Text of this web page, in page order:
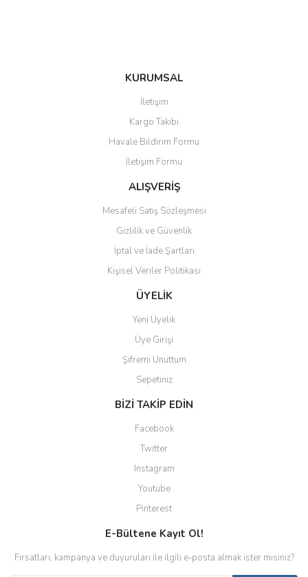
Gönder
KURUMSAL
İletişim
Kargo Takibi
Havale Bildirim Formu
İletişim Formu
ALIŞVERİŞ
Mesafeli Satış Sözleşmesi
Gizlilik ve Güvenlik
İptal ve İade Şartları
Kişisel Veriler Politikası
ÜYELİK
Yeni Üyelik
Üye Girişi
Şifremi Unuttum
Sepetiniz
BİZİ TAKİP EDİN
Facebook
Twitter
Instagram
Youtube
Pinterest
E-Bültene Kayıt Ol!
Fırsatları, kampanya ve duyuruları ile ilgili e-posta almak ister misiniz?